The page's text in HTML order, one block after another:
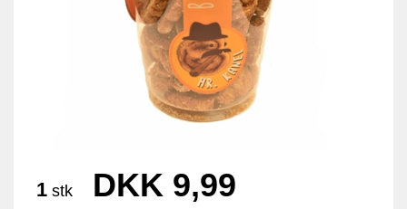
1 stk DKK 9,99